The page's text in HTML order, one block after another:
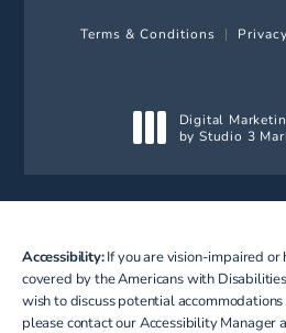
Terms & Conditions
Digital
by Studio 3
Accessibility:If you are vision-impaired or
covered by the Americans with
wish to discuss potential
please contact our Accessibility Manager